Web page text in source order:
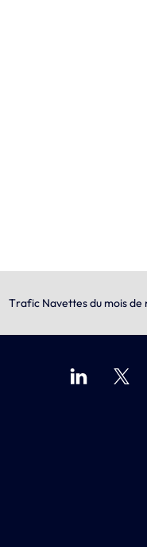
Trafic Navettes du mois de